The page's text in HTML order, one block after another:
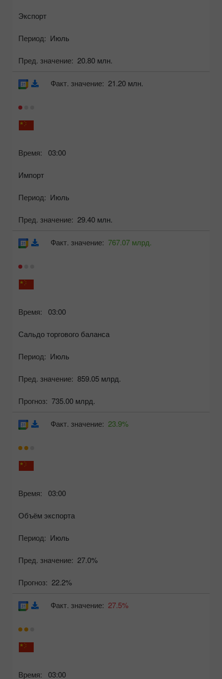
Экспорт
Период: Июль
Пред. значение: 20.80 млн.
Время: 03:00
Импорт
Период: Июль
Пред. значение: 29.40 млн.
Факт. значение: 21.20 млн.
Время: 03:00
Сальдо торгового баланса
Период: Июль
Пред. значение: 859.05 млрд.
Прогноз: 735.00 млрд.
Факт. значение: 767.07 млрд.
Время: 03:00
Объём экспорта
Период: Июль
Пред. значение: 27.0%
Прогноз: 22.2%
Факт. значение: 23.9%
Время: 03:00
Факт. значение: 27.5%